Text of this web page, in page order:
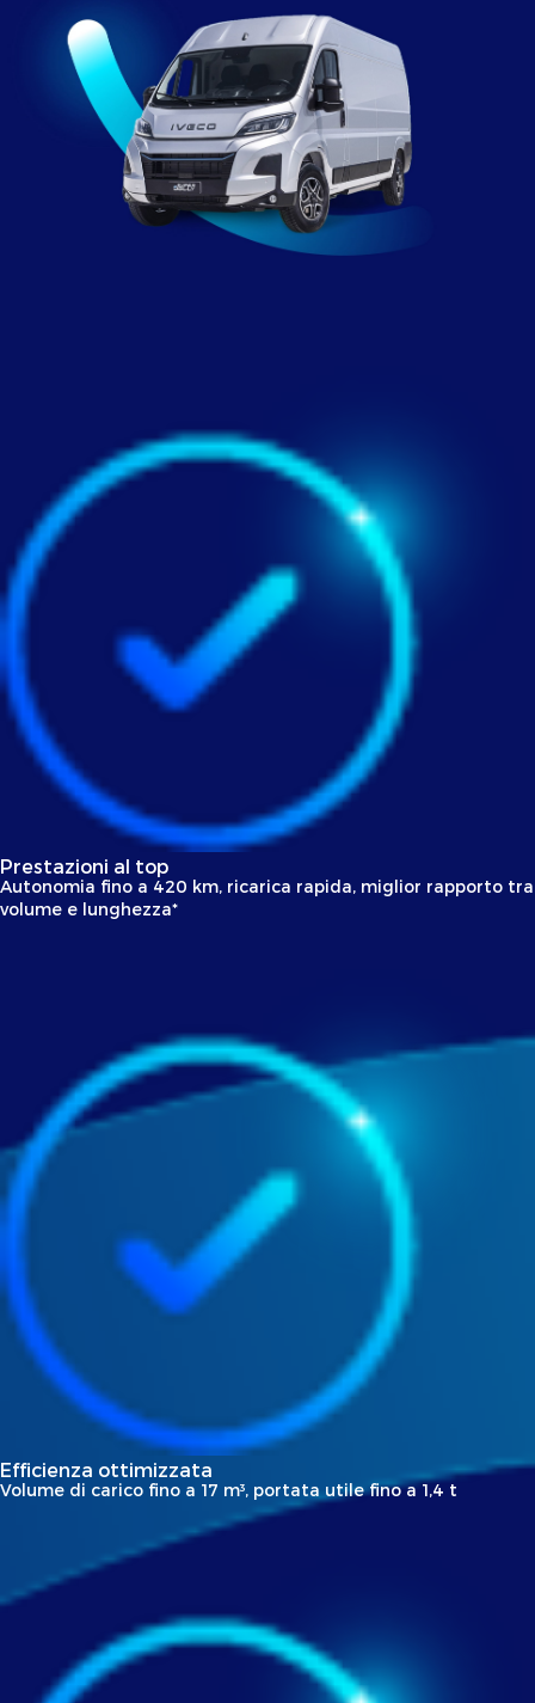
Prestazioni al top
Autonomia fino a 420 km, ricarica rapida, miglior rapporto tra
volume e lunghezza*
Efficienza ottimizzata
Volume di carico fino a 17 m³, portata utile fino a 1,4 t